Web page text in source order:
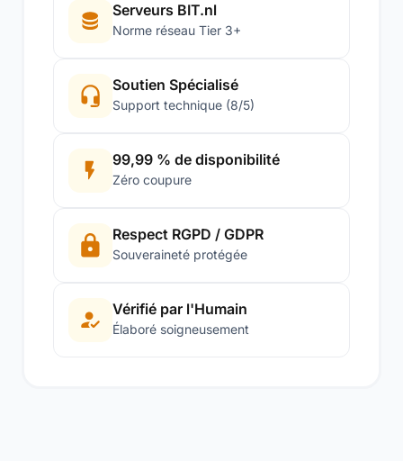
Serveurs BIT.nl
Norme réseau Tier 3+
Soutien Spécialisé
Support technique (8/5)
99,99 % de disponibilité
Zéro coupure
Respect RGPD / GDPR
Souveraineté protégée
Vérifié par l'Humain
Élaboré soigneusement